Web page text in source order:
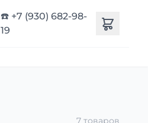
☎️ +7 (930) 682-98-
19
7 товаров